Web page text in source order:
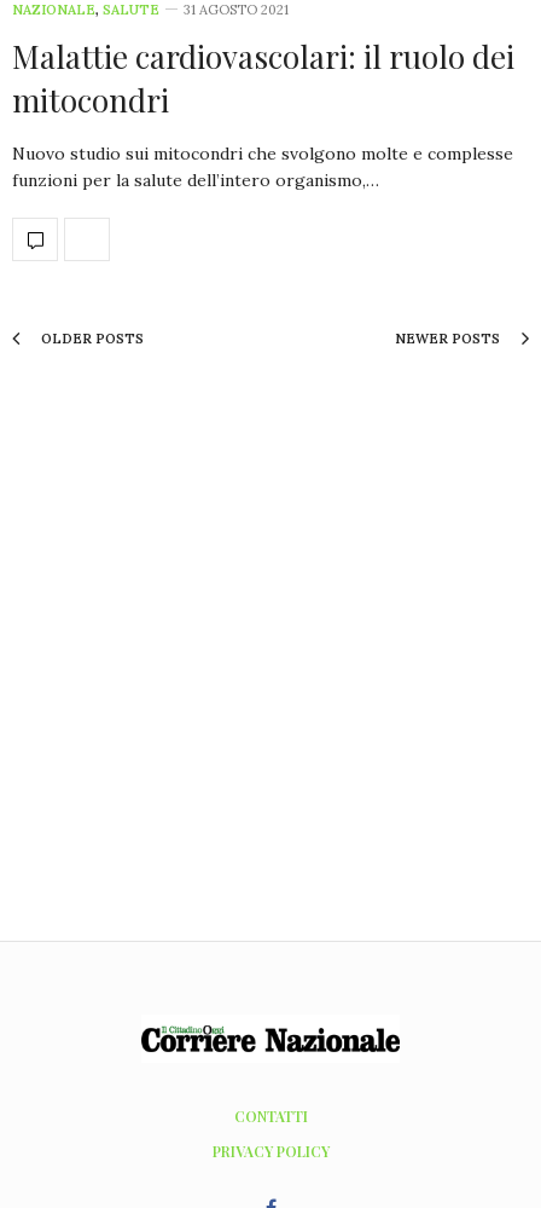
NAZIONALE, SALUTE 31 AGOSTO 2021
Malattie cardiovascolari: il ruolo dei
mitocondri
Nuovo studio sui mitocondri che svolgono molte e complesse
funzioni per la salute dell’intero organismo,…
OLDER POSTS NEWER POSTS
CONTATTI
PRIVACY POLICY